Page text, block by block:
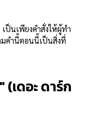
ป็นเพียงคำสั่งให้ผู้ทำ
มคำนี้ตอนนี้เป็นสิ่งที่
เดอะ ดาร์ก